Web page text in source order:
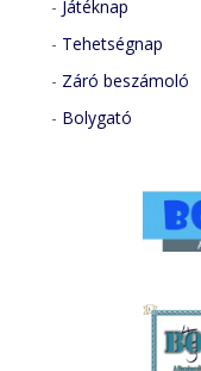
- Játéknap
- Tehetségnap
- Záró beszámoló
- Bolygató